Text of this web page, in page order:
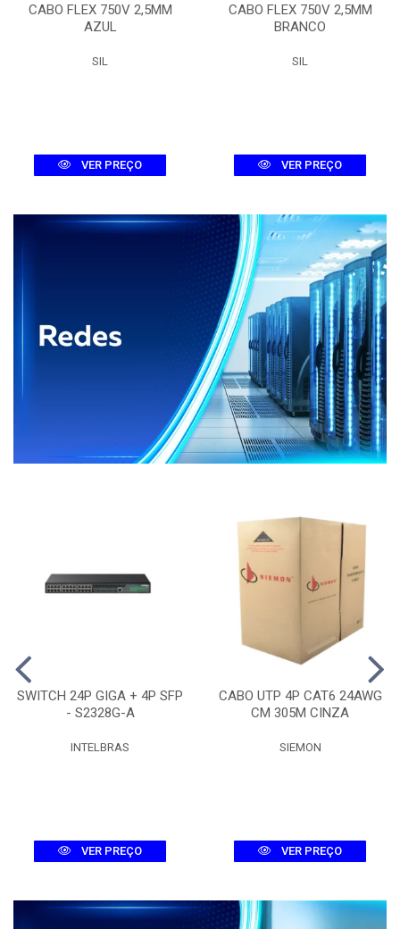
CABO FLEX 750V 2,5MM
AZUL
SIL
VER PREÇO
CABO FLEX 750V 2,5MM
BRANCO
SIL
VER PREÇO
SWITCH 24P GIGA + 4P SFP
- S2328G-A
INTELBRAS
VER PREÇO
CABO UTP 4P CAT6 24AWG
CM 305M CINZA
SIEMON
VER PREÇO